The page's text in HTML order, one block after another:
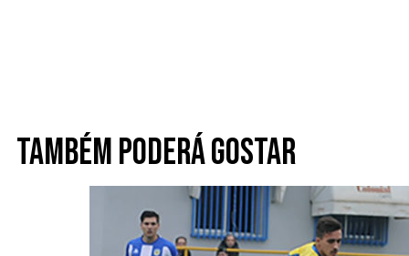
Também poderá gostar